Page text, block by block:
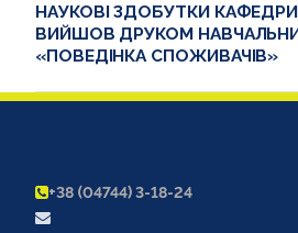
НАУКОВІ ЗДОБУТКИ
ВИЙШОВ ДРУКОМ
«ПОВЕДІНКА СПОЖИВАЧІВ»
+38 (04744) 3-18-24